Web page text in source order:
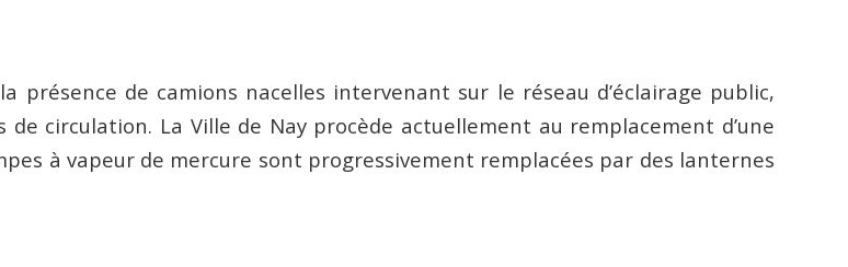
présence de camions nacelles intervenant sur le réseau d’éclairage public,
circulation. La Ville de Nay procède actuellement au remplacement d’une
à vapeur de mercure sont progressivement remplacées par des lanternes